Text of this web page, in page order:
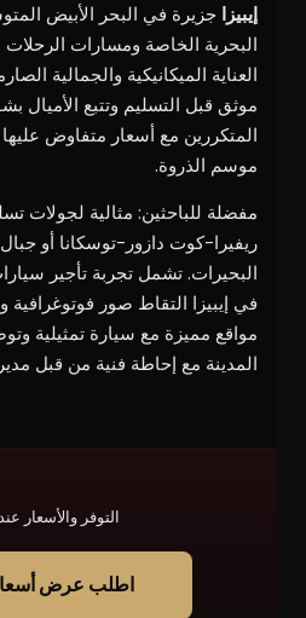
إيبيزا جزيرة في البحر الأبيض
البحرية الخاصة ومسارات الرحلات
العناية الميكانيكية والجمالية
موثق قبل التسليم وتتبع الأميال
المتكررين مع أسعار متفاوض
موسم الذروة.
مفضلة للباحثين: مثالية لجولات
ريفيرا-كوت دازور-توسكانا أو
في إيبيزا التقاط صور فوتوغرافية
مواقع مميزة مع سيارة تمثيلية
المدينة مع إحاطة فنية من قبل
التوفر والأسعار
اطلب عرض